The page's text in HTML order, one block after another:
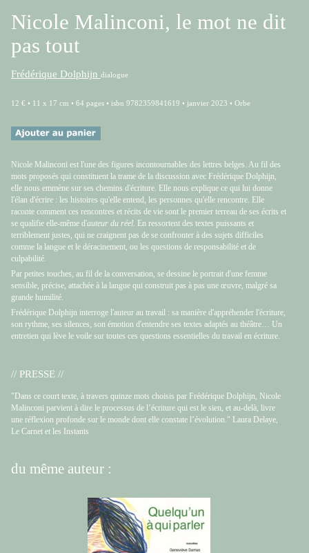
Nicole Malinconi, le mot ne dit
pas tout
Frédérique Dolphijn dialogue
12 € • 11 x 17 cm • 64 pages • isbn 9782359841619 • janvier 2023 • Orbe
Nicole Malinconi est l'une des figures incontournables des lettres belges. Au fil des
mots proposés qui constituent la trame de la discussion avec Frédérique Dolphijn,
elle nous emmène sur ses chemins d'écriture. Elle nous explique ce qui lui donne
l'élan d'écrire : les histoires qu'elle entend, les personnes qu'elle rencontre. Elle
raconte comment ces rencontres et récits de vie sont le premier terreau de ses écrits et
se qualifie elle-même d'auteur du réel . En ressortent des textes puissants et
terriblement justes, qui ne craignent pas de se confronter à des sujets difficiles
comme la langue et le déracinement, ou les questions de responsabilité et de
culpabilité.
Par petites touches, au fil de la conversation, se dessine le portrait d'une femme
sensible, précise, attachée à la langue qui construit pas à pas une œuvre, malgré sa
grande humilité.
Frédérique Dolphijn interroge l'auteur au travail : sa manière d'appréhender l'écriture,
son rythme, ses silences, son émotion d'entendre ses textes adaptés au théâtre… Un
entretien qui lève le voile sur toutes ces questions essentielles du travail en écriture.
// PRESSE //
"Dans ce court texte, à travers quinze mots choisis par Frédérique Dolphijn Nicole
Malinconi parvient à dire le processus de l’écriture qui est le sien, et au-delà, livre
une réflexion profonde sur le monde dont elle constate l’évolution." Laura Delaye,
Le Carnet et les Instants
du même auteur :